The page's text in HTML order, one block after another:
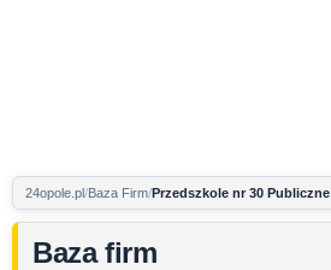
24opole.pl Baza Firm Przedszkole nr 30 Publiczne
Baza firm